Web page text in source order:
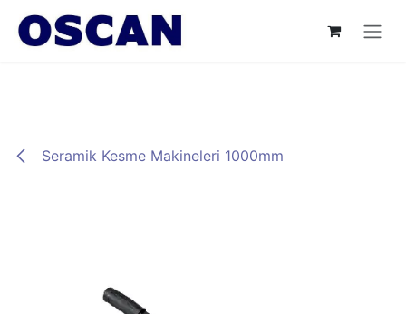
İçereği Atla
Seramik Kesme Makineleri 1000mm